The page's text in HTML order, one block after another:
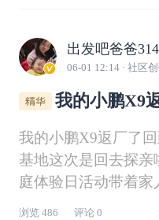
出发吧爸爸
06-01 12:14 · 社区
我的小鹏X9
我的小鹏X9返厂了
基地这次是回去探
庭体验日活动带着
出生地看看它的兄弟
浏览 486 评论 0